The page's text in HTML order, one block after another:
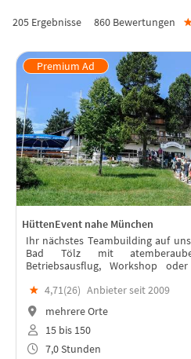
205 Ergebnisse 860 Bewertungen
HüttenEvent nahe München
Ihr nächstes Teambuilding auf
Bad Tölz mit
Betriebsausflug, Workshop
München oder anderen Städten!
★ 4,71(26) Anbieter seit 2009
mehrere Orte
15 bis 150
7,0 Stunden